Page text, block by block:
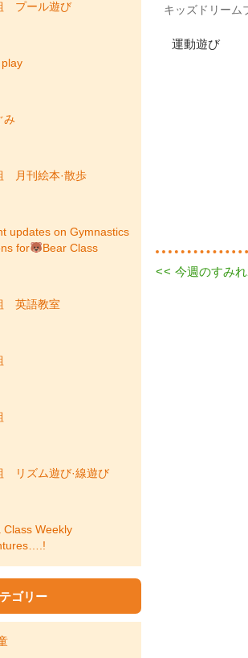
プール遊び
み
月刊絵本·散歩
updates on Gymnastics
for
Bear Class
英語教室
リズム遊び·線遊び
Class Weekly
ゴリー
on
Categories
キッズドリーム
運動遊び
投
Previous
<< 今週のすみ